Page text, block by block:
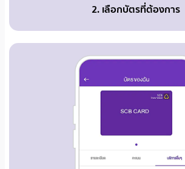
2. เลือกบัตรที่ต้องการ